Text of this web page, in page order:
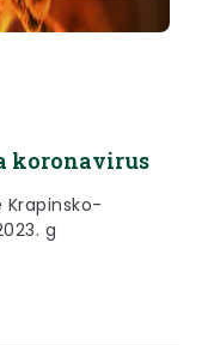
koronavirus
Krapinsko-
g